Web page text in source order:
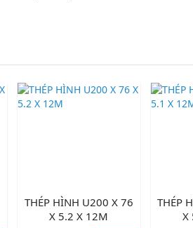
THÉP HÌNH U200 X 76
X 5.2 X 12M
THÉP
X